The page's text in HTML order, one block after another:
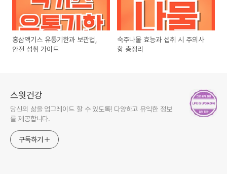
홍삼액기스 유통기한과 보관법,
안전 섭취 가이드
숙주나물 효능과 섭취 시 주의사
항 총정리
스윗건강
당신의 삶을 업그레이드 할 수 있도록! 다양하고 유익한 정보
를 제공합니다.
구독하기